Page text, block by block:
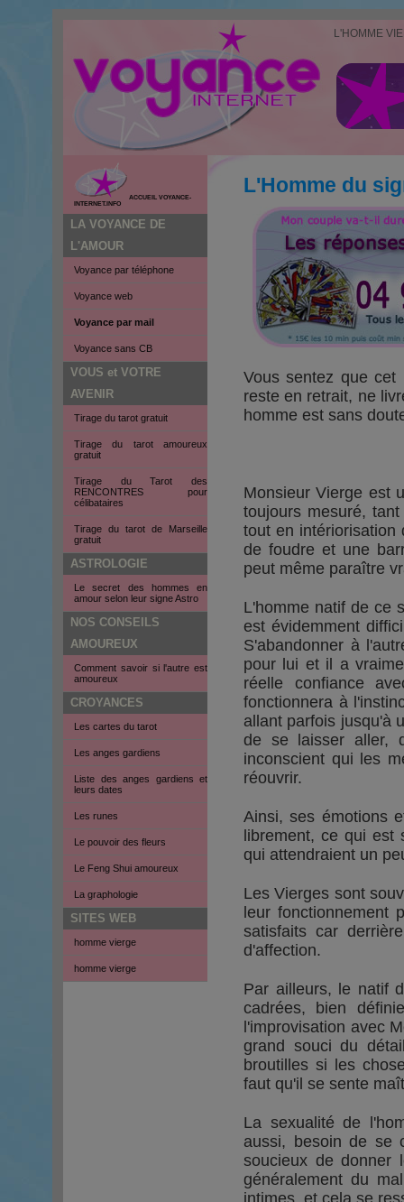
L'HOMME
ACCUEIL VOYANCE-
INTERNET.INFO
LA VOYANCE DE
L'AMOUR
Voyance par téléphone
Voyance web
Voyance par mail
Voyance sans CB
VOUS et VOTRE
AVENIR
Tirage du tarot gratuit
Tirage du tarot amoureux
gratuit
Tirage du Tarot des
RENCONTRES pour
célibataires
Tirage du tarot de Marseille
gratuit
ASTROLOGIE
Le secret des hommes en
amour selon leur signe Astro
NOS CONSEILS
AMOUREUX
Comment savoir si l'autre est
amoureux
CROYANCES
Les cartes du tarot
Les anges gardiens
Liste des anges gardiens et
leurs dates
Les runes
Le pouvoir des fleurs
Le Feng Shui amoureux
La graphologie
SITES WEB
homme vierge
homme vierge
L'Homme du
Vous sentez que cet
reste en retrait, ne
homme est sans
Monsieur Vierge est
toujours mesuré,
tout en intériorisation
de foudre et une
peut même paraître
L'homme natif de ce
est évidemment
S'abandonner à
pour lui et il a
réelle confiance
fonctionnera à
allant parfois jusqu'à
de se laisser aller,
inconscient qui les
réouvrir.
Ainsi, ses émotions
librement, ce qui est
qui attendraient un
Les Vierges sont
leur fonctionnement
satisfaits car
d'affection.
Par ailleurs, le natif
cadrées, bien
l'improvisation avec
grand souci du
broutilles si les
faut qu'il se sente
La sexualité de
aussi, besoin de se
soucieux de donner
généralement du
intimes, et cela se